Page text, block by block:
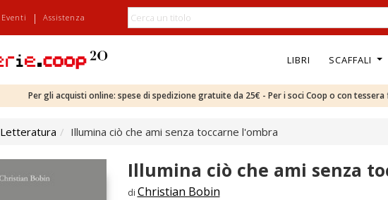
Eventi | Assistenza
LIBRI SCAFFALI
Per gli acquisti online: spese di spedizione gratuite da 25€ - Per i soci Coop o con
Letteratura Illumina ciò che ami senza toccarne l'ombra
Illumina ciò che ami senza
di Christian Bobin